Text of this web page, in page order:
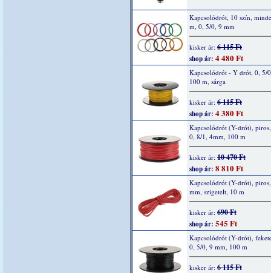
Kapcsolódrót, 10 szín,
m, 0, 5/0, 9 mm
kisker ár: 6 115 Ft
shop ár: 4 480 Ft
Kapcsolódrót - Y drót, 0, 5/
100 m, sárga
kisker ár: 6 115 Ft
shop ár: 4 380 Ft
Kapcsolódrót (Y-drót),
0, 8/1, 4mm, 100 m
kisker ár: 10 470 Ft
shop ár: 8 810 Ft
Kapcsolódrót (Y-drót),
mm, szigetelt, 10 m
kisker ár: 690 Ft
shop ár: 545 Ft
Kapcsolódrót (Y-drót),
0, 5/0, 9 mm, 100 m
kisker ár: 6 115 Ft